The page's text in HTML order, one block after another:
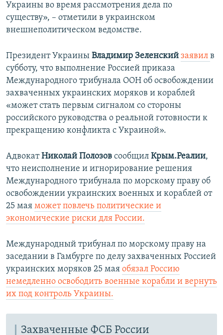
Украины во время рассмотрения дела по
существу», – отметили в украинском
внешнеполитическом ведомстве.
Президент Украины Владимир Зеленский заявил в
субботу, что выполнение Россией приказа
Международного трибунала ООН об освобождении
захваченных украинских моряков и кораблей
«может стать первым сигналом со стороны
российского руководства о реальной готовности к
прекращению конфликта с Украиной».
АдвокатНиколай Полозов сообщил Крым.Реалии,
что неисполнение и игнорирование решения
Международного трибунала по морскому праву об
освобождении украинских военных и кораблей от
25 мая может повлечь политические и
экономические риски для России.
Международный трибунал по морскому праву на
заседании в Гамбурге по делу захваченных Россией
украинских моряков 25 мая обязал Россию
немедленно освободить военные корабли и вернуть
их под контроль Украины.
Захваченные ФСБ России